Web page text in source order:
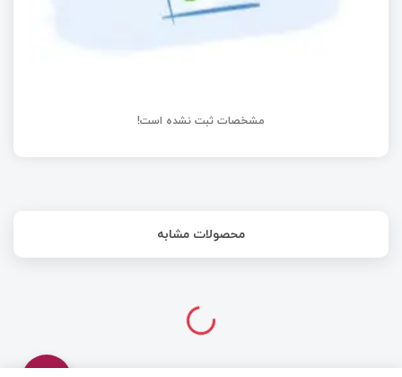
مشخصات ثبت نشده است!
محصولات مشابه